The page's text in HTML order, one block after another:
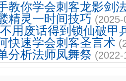
教你学会刺客龙影剑
精灵一时间技巧
用废话得到锁仙破甲
快速学会刺客圣言术
分析法师凤舞祭